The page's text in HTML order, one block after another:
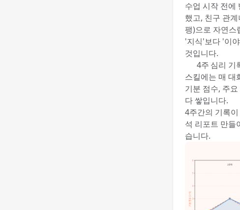
수업 시작 전에
했고, 친구 관
팽)으로 자연스
'지식'보다 '이
것입니다.
📊 4주 심리
스킬에는 매 대
기분 점수, 주
다 쌓입니다.
4주간의 기록
석 리포트 만들
습니다.